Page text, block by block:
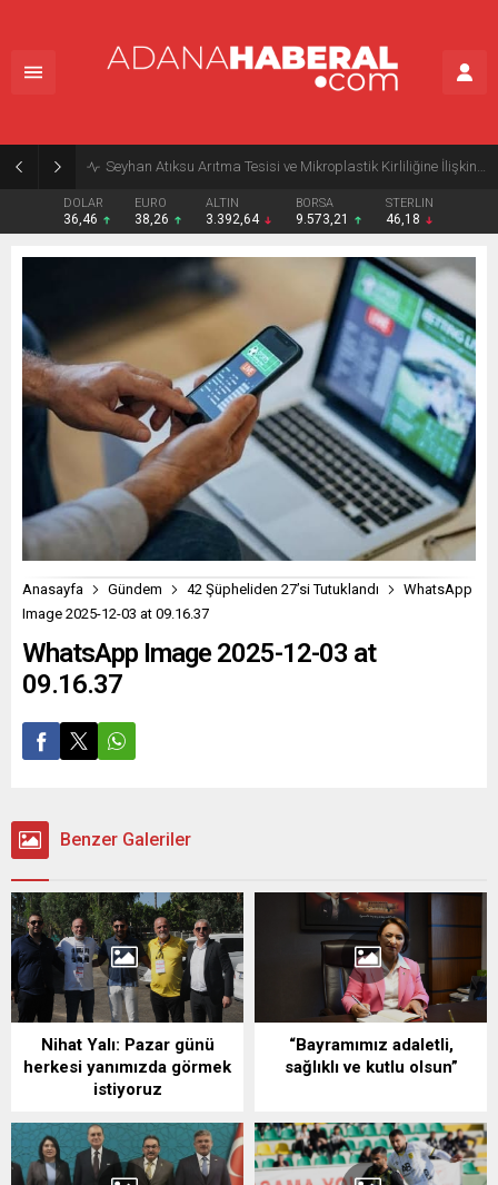
Seyhan Atıksu Arıtma Tesisi ve Mikroplastik Kirliliğine İlişkin Açıklama
DOLAR
36,46
EURO
38,26
ALTIN
3.392,64
BORSA
9.573,21
STERLIN
46,18
Anasayfa Gündem 42 Şüpheliden 27’si Tutuklandı
WhatsApp
Image 2025-12-03 at 09.16.37
WhatsApp Image 2025-12-03 at
09.16.37
Benzer Galeriler
Nihat Yalı: Pazar günü
herkesi yanımızda görmek
istiyoruz
“Bayramımız adaletli,
sağlıklı ve kutlu olsun”